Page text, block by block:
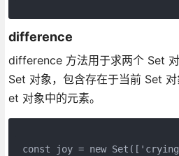
difference
difference 方法用于求两个 Set
Set 对象，包含存在于当前 Set
et 对象中的元素。
const joy = new